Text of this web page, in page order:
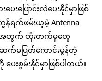
ေးပြောင်းလဲပေးနိုင်မှာဖြစ်
က်ဖမ်းယူမဲ့ Antenna
င်းအတွက် တိုးတက်မှုတွေ
က်မပြတ်ကောင်းမွန်တဲ့
စွမ်းနိုင်မှာဖြစ်ပါတယ်။